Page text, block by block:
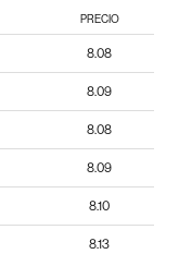
PRECIO
8.08
8.09
8.08
8.09
8.10
8.13